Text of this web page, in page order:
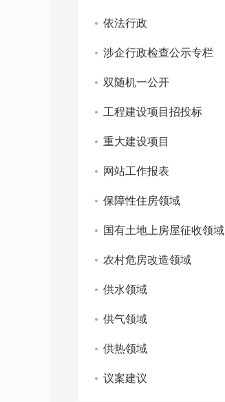
依法行政
涉企行政检查公示专栏
双随机一公开
工程建设项目招投标
重大建设项目
网站工作报表
保障性住房领域
国有土地上房屋征收领域
农村危房改造领域
供水领域
供气领域
供热领域
议案建议